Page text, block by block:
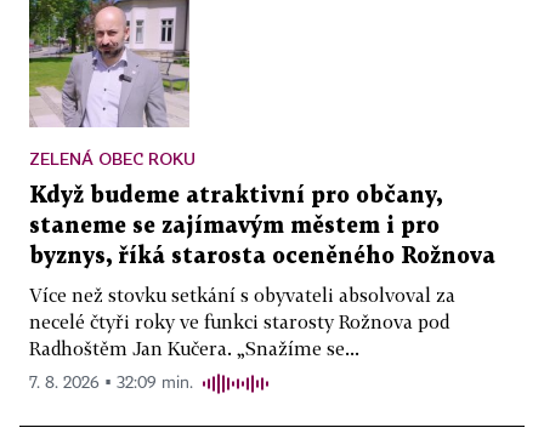
ZELENÁ OBEC ROKU
Když budeme atraktivní pro občany,
staneme se zajímavým městem i pro
byznys, říká starosta oceněného Rožnova
Více než stovku setkání s obyvateli absolvoval za
necelé čtyři roky ve funkci starosty Rožnova pod
Radhoštěm Jan Kučera. „Snažíme se...
7. 8. 2026 ▪ 32:09 min.